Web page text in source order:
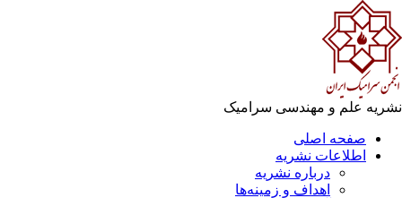
علم و مهندسی سرامیک
صفحه اصلی
اطلاعات نشریه
درباره نشریه
اهداف و زمینه‌ها